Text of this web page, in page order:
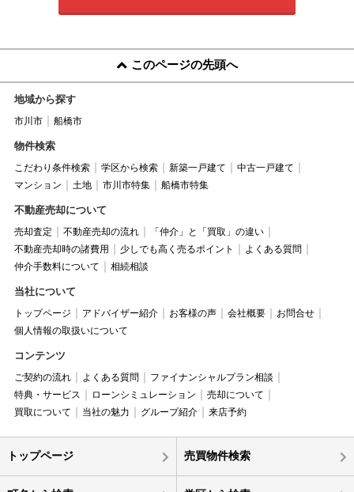
このページの先頭へ
地域から探す
市川市 船橋市
物件検索
こだわり条件検索 学区から検索 新築一戸建て
中古一戸建て
マンション
土地 市川市特集 船橋市特集
不動産売却について
売却査定 不動産売却の流れ
「仲介」と「買取」の違い
不動産売却時の諸費用
少しでも高く売るポイント
よくある質問
仲介手数料について
相続相談
当社について
トップページ アドバイザー紹介 お客様の声 会社概要
お問合せ
個人情報の取扱いについて
コンテンツ
ご契約の流れ よくある質問
ファイナンシャルプラン相談
特典・サービス
ローンシミュレーション
売却について
買取について
当社の魅力 グループ紹介 来店予約
トップページ 売買物件検索